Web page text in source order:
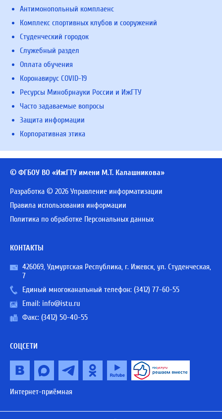
Антимонопольный комплаенс
Комплекс спортивных клубов и сооружений
Студенческий городок
Служебный раздел
Оплата обучения
Коронавирус COVID-19
Ресурсы Минобрнауки России и ИжГТУ
Часто задаваемые вопросы
Защита информации
Корпоративная этика
© ФГБОУ ВО «ИжГТУ имени М.Т. Калашникова»
Разработка © 2026 Управление информатизации
Правила использования информации
Политика по обработке Персональных данных
КОНТАКТЫ
426069, Удмуртская Республика, г. Ижевск, ул. Студенческая,
7
Единый многоканальный телефон: (3412) 77-60-55
Email: info@istu.ru
Факс: (3412) 50-40-55
СОЦСЕТИ
Интернет-приёмная